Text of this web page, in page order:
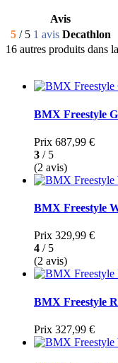
Avis
5 / 5 1 avis Decathlon
16 autres produits dans
BMX Freestyle
Prix 687,99 €
3 / 5
(2 avis)
BMX Freestyle
Prix 329,99 €
4 / 5
(2 avis)
BMX Freestyle
Prix 327,99 €